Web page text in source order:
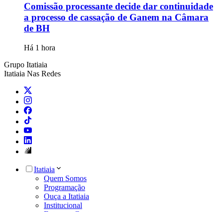
Comissão processante decide dar continuidade
a processo de cassação de Ganem na Câmara
de BH
Há 1 hora
Grupo Itatiaia
Itatiaia Nas Redes
Itatiaia
Quem Somos
Programação
Ouça a Itatiaia
Institucional